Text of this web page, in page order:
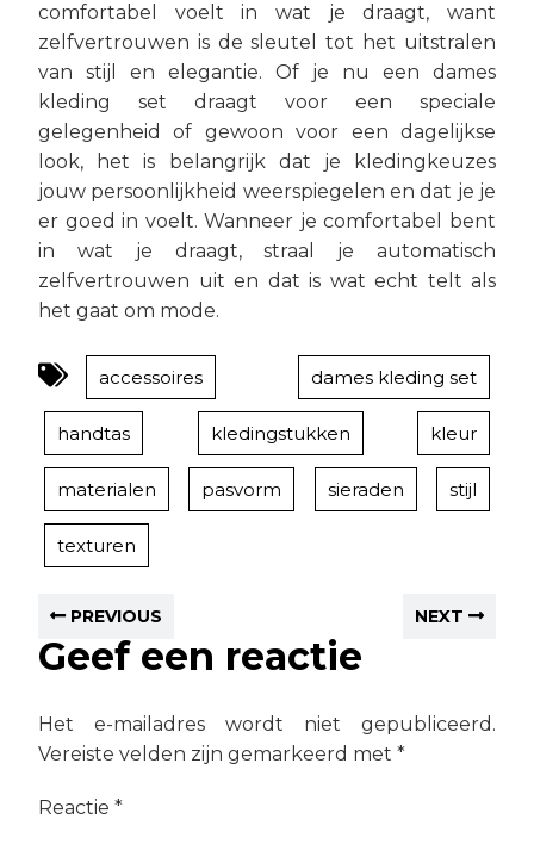
comfortabel voelt in wat je draagt, want
zelfvertrouwen is de sleutel tot het uitstralen
van stijl en elegantie. Of je nu een dames
kleding set draagt voor een speciale
gelegenheid of gewoon voor een dagelijkse
look, het is belangrijk dat je kledingkeuzes
jouw persoonlijkheid weerspiegelen en dat je je
er goed in voelt. Wanneer je comfortabel bent
in wat je draagt, straal je automatisch
zelfvertrouwen uit en dat is wat echt telt als
het gaat om mode.
accessoires dames kleding set
handtas kledingstukken kleur
materialen pasvorm sieraden stijl
texturen
PREVIOUS NEXT
Geef een reactie
Het e-mailadres wordt niet gepubliceerd.
Vereiste velden zijn gemarkeerd met *
Reactie *